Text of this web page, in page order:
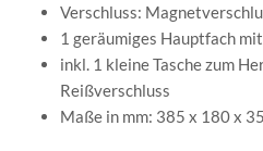
Verschluss:
1 geräumiges Hauptfach
inkl. 1 kleine Tasche zum
Reißverschluss
Maße in mm: 385 x 180 x